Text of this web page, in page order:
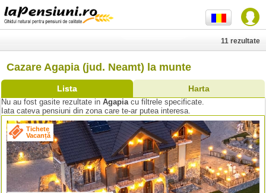
Cazare Agapia (jud. Neamt) la munte
Lista Harta
11 rezultate
Nu au fost gasite rezultate in Agapiacu filtrele specificate.
Iata cateva pensiuni din zona care te-ar putea interesa.
Tichete
Vacanță